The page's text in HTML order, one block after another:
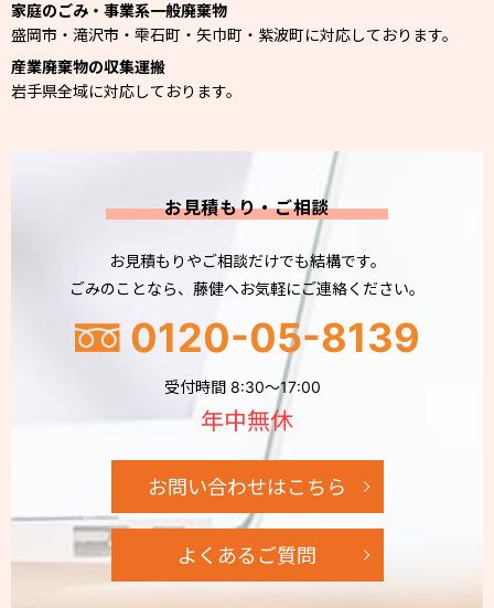
家庭のごみ・事業系一般廃棄物
盛岡市・滝沢市・雫石町・矢巾町・紫波町に対応しております。
産業廃棄物の収集運搬
岩手県全域に対応しております。
お見積もり・ご相談
お見積もりやご相談だけでも結構です。
ごみのことなら、藤健へお気軽にご連絡ください。
0120-05-8139
受付時間 8:30～17:00
年中無休
お問い合わせはこちら
よくあるご質問